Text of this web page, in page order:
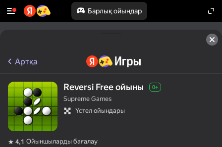
Барлық ойындар
Артқа
Reversi Free ойыны 0+
Supreme Games
Үстел ойындары
4,1 Ойыншыларды бағалау